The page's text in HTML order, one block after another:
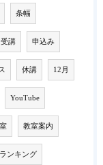
条幅
受講 申込み
休講 12月
YouTube
教室案内
ンキング